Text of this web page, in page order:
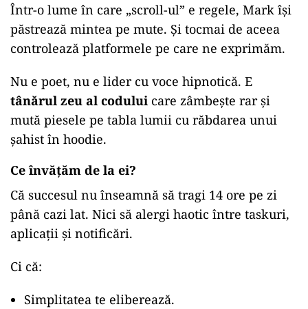
Într-o lume în care „scroll-ul” e regele, Mark își
păstrează mintea pe mute. Și tocmai de aceea
controlează platformele pe care ne exprimăm.
Nu e poet, nu e lider cu voce hipnotică. E
tânărul zeu al codului care zâmbește rar și
mută piesele pe tabla lumii cu răbdarea unui
șahist în hoodie.
Ce învățăm de la ei?
Că succesul nu înseamnă să tragi 14 ore pe zi
până cazi lat. Nici să alergi haotic între taskuri,
aplicații și notificări.
Ci că:
Simplitatea te eliberează.